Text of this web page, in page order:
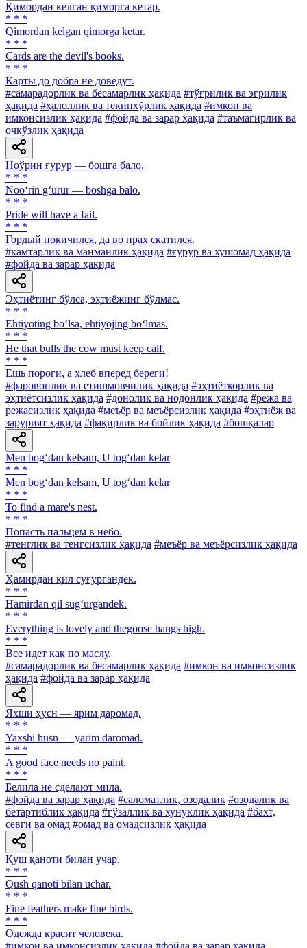
Қимордан келган қиморга кетар.
* * *
Qimordan kelgan qimorga ketar.
* * *
Cards are the devil's books.
* * *
Карты до добра не доведут.
#самарадорлик ва бесамарлик ҳақида #тўғрилик ва эгрилик
ҳақида #ҳалоллик ва текинхўрлик ҳақида #имкон ва
имконсизлик ҳақида #фойда ва зарар ҳақида #таъмагирлик ва
очкўзлик ҳақида
Ноўрин ғурур — бошга бало.
* * *
Noo‘rin g‘urur — boshga balo.
* * *
Pride will have a fail.
* * *
Гордый покичился, да во прах скатился.
#камтарлик ва манманлик ҳақида #ғурур ва хушомад ҳақида
#фойда ва зарар ҳақида
Эҳтиётинг бўлса, эҳтиёжинг бўлмас.
* * *
Ehtiyoting bo‘lsa, ehtiyojing bo‘lmas.
* * *
He that bulls the cow must keep calf.
* * *
Ешь пороги, а хлеб вперед береги!
#фаровонлик ва етишмовчилик ҳақида #эҳтиёткорлик ва
эҳтиётсизлик ҳақида #донолик ва нодонлик ҳақида #режа ва
режасизлик ҳақида #меъёр ва меъёрсизлик ҳақида #эҳтиёж ва
зарурият ҳақида #фақирлик ва бойлик ҳақида #бошқалар
Men bog‘dan kelsam, U tog‘dan kelar
* * *
Men bog‘dan kelsam, U tog‘dan kelar
* * *
То find а mare's nest.
* * *
Попасть пальцем в небо.
#тенглик ва тенгсизлик ҳақида #меъёр ва меъёрсизлик ҳақида
Ҳамирдан қил суғургандек.
* * *
Hamirdan qil sug‘urgandek.
* * *
Everything is lovely and thegoose hangs high.
* * *
Все идет как по маслу.
#самарадорлик ва бесамарлик ҳақида #имкон ва имконсизлик
ҳақида #фойда ва зарар ҳақида
Яхши ҳусн — ярим даромад.
* * *
Yaxshi husn — yarim daromad.
* * *
A good face needs no paint.
* * *
Белила не сделают мила.
#фойда ва зарар ҳақида #саломатлик, озодалик #озодалик ва
бетартиблик ҳақида #гўзаллик ва хунуклик ҳақида #бахт,
севги ва омад #омад ва омадсизлик ҳақида
Қуш қаноти билан учар.
* * *
Qush qanoti bilan uchar.
* * *
Fine feathers make fine birds.
* * *
Одежда красит человека.